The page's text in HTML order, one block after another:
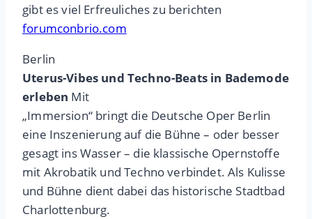
gibt es viel Erfreuliches zu berichten
forumconbrio.com
Berlin
Uterus-Vibes und Techno-Beats in Bademode
erleben Mit
„Immersion“ bringt die Deutsche Oper Berlin
eine Inszenierung auf die Bühne – oder besser
gesagt ins Wasser – die klassische Opernstoffe
mit Akrobatik und Techno verbindet. Als Kulisse
und Bühne dient dabei das historische Stadtbad
Charlottenburg.